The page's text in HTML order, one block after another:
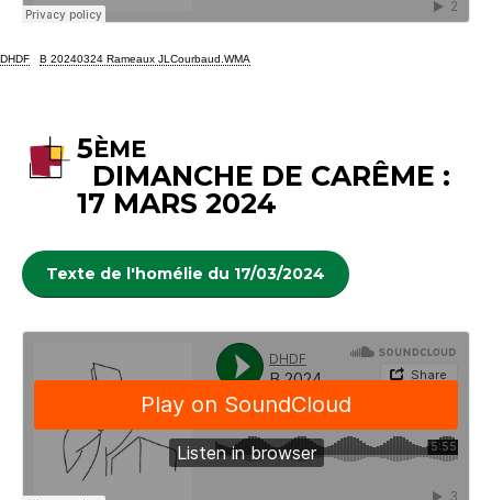
DHDF · B 20240324 Rameaux JLCourbaud.WMA
5ÈME
DIMANCHE DE CARÊME :
17 MARS 2024
Texte de l'homélie du 17/03/2024